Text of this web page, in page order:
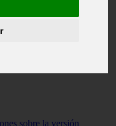
nuevos más